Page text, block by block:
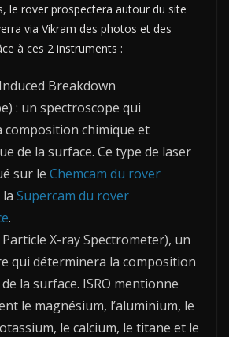
le rover prospectera autour du site
via Vikram des photos et des
à ces 2 instruments :
Breakdown
: un spectroscope qui
composition chimique et
de la surface. Ce type de laser
sur le Chemcam du rover
Supercam du rover
.
Particle X-ray Spectrometer), un
qui déterminera la composition
la surface. ISRO mentionne
le magnésium, l’aluminium, le
le calcium, le titane et le